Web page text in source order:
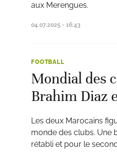
aux Merengues.
04.07.2025 - 16:43
FOOTBALL
Mondial des
Brahim Diaz
Les deux Marocains
monde des clubs. Une
rétabli et pour le